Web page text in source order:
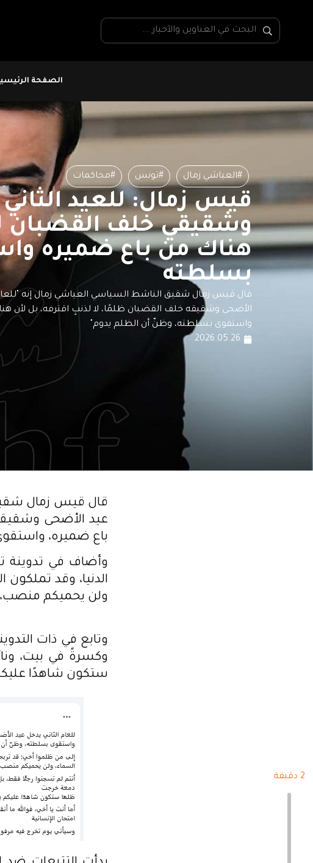
الصفحة
#العياشي زمال #تونس #محاكمات
قيس زمال: للعيد الثاني
وشقيقي خلف القضبان
هناك من باع ضميره
بسلطته
قال قيس زمال شقيق الناشط السياسي العياشي زمال إنه
الأضحى وشقيقه خلف القضبان ظلمًا، لا لذنبٍ اقترفه، بل لأن
واستقوى بسلطته، وظنّ أن الظلم يدوم"
2026.05.26
2 دقيقة
قال قيس زمال شقيق
عيد الأضحى
باع ضميره،
وأضاف في تدوينة
الدنيا، وقد تملكون
ولن يحميكم منصب،
وتابع في ذات
وكسرةً في بيت،
ستكون شاهدًا عليكم